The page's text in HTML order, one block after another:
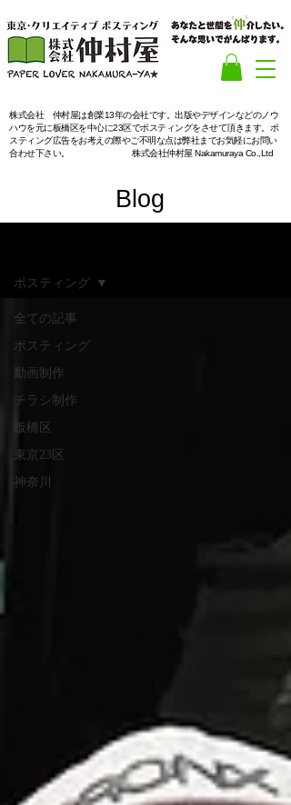
​株式会社 仲村屋は創業13年の会社です。出版やデザインなどのノウ
ハウを元に板橋区を中心に23区でポスティングをさせて頂きます。ポ
スティング広告をお考えの際やご不明な点は弊社までお気軽にお問い
合わせ下さい。
株式会社仲村屋 Nakamuraya Co.,Ltd
Blog
全ての記事
ポスティング
動画制作
チラシ制作
板橋区
東京23区
神奈川
ポスティング